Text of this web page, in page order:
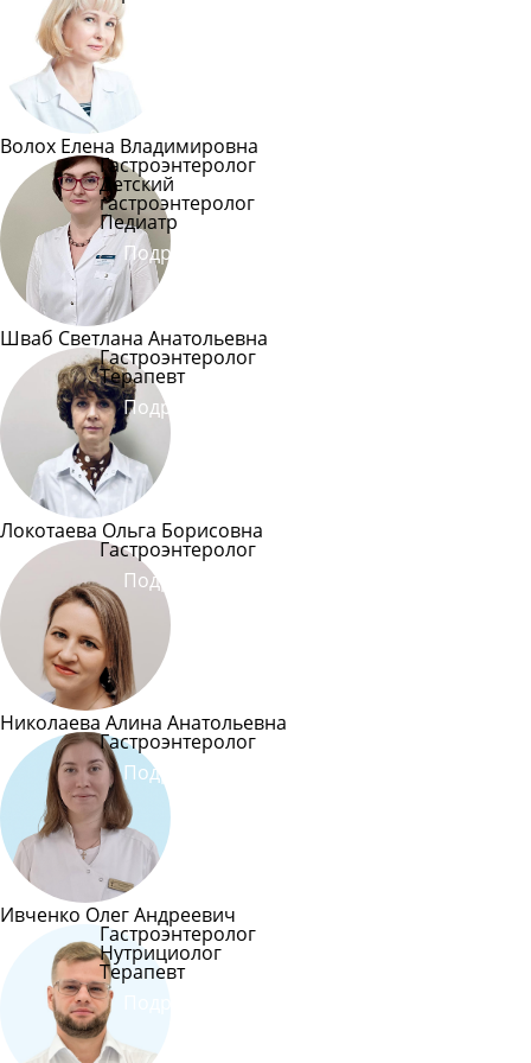
Подробнее
Волох Елена Владимировна
Гастроэнтеролог
Детский
гастроэнтеролог
Педиатр
Подробнее
Шваб Светлана Анатольевна
Гастроэнтеролог
Терапевт
Подробнее
Локотаева Ольга Борисовна
Гастроэнтеролог
Подробнее
Николаева Алина Анатольевна
Гастроэнтеролог
Подробнее
Ивченко Олег Андреевич
Гастроэнтеролог
Нутрициолог
Терапевт